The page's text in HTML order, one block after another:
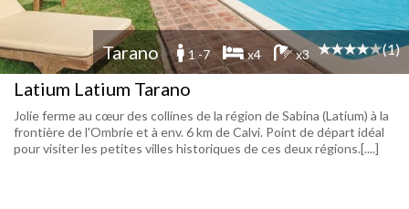
Tarano 1 -7 x4 x3 (1)
Latium Latium Tarano
Jolie ferme au cœur des collines de la région de Sabina (Latium) à la
frontière de l'Ombrie et à env. 6 km de Calvi. Point de départ idéal
pour visiter les petites villes historiques de ces deux régions.[....]